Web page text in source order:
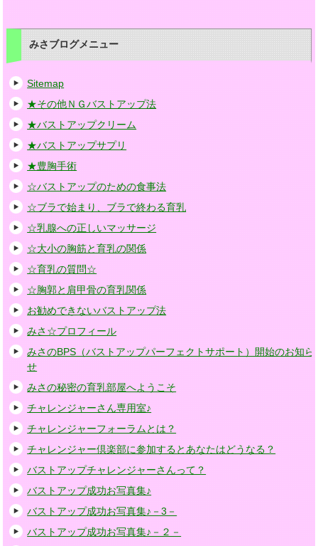
みさブログメニュー
Sitemap
★その他ＮＧバストアップ法
★バストアップクリーム
★バストアップサプリ
★豊胸手術
☆バストアップのための食事法
☆ブラで始まり、ブラで終わる育乳
☆乳腺への正しいマッサージ
☆大小の胸筋と育乳の関係
☆育乳の質問☆
☆胸郭と肩甲骨の育乳関係
お勧めできないバストアップ法
みさ☆プロフィール
みさのBPS（バストアップパーフェクトサポート）開始のお知ら
せ
みさの秘密の育乳部屋へようこそ
チャレンジャーさん専用室♪
チャレンジャーフォーラムとは？
チャレンジャー倶楽部に参加するとあなたはどうなる？
バストアップチャレンジャーさんって？
バストアップ成功お写真集♪
バストアップ成功お写真集♪－3－
バストアップ成功お写真集♪－２－